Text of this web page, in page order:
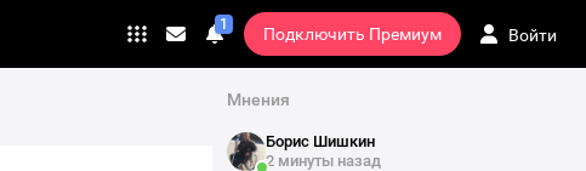
Личные
1
Переход
на
страницу
Подключить Премиум Войти
Мнения
Борис Шишкин
2 минуты назад